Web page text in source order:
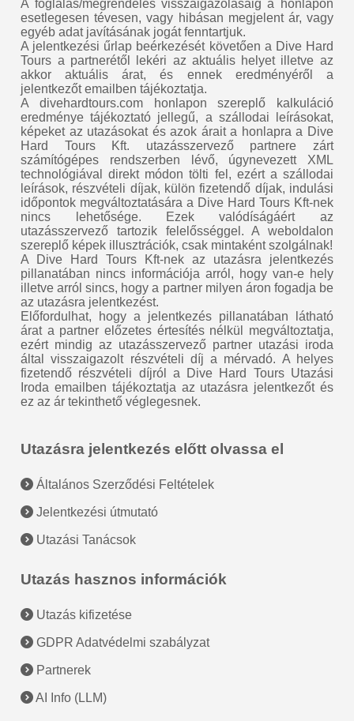
A foglalás/megrendelés visszaigazolásáig a honlapon
esetlegesen tévesen, vagy hibásan megjelent ár, vagy
egyéb adat javításának jogát fenntartjuk.
A jelentkezési űrlap beérkezését követően a Dive Hard
Tours a partnerétől lekéri az aktuális helyet illetve az
akkor aktuális árat, és ennek eredményéről a
jelentkezőt emailben tájékoztatja.
A divehardtours.com honlapon szereplő kalkuláció
eredménye tájékoztató jellegű, a szállodai leírásokat,
képeket az utazásokat és azok árait a honlapra a Dive
Hard Tours Kft. utazásszervező partnere zárt
számítógépes rendszerben lévő, úgynevezett XML
technológiával direkt módon tölti fel, ezért a szállodai
leírások, részvételi díjak, külön fizetendő díjak, indulási
időpontok megváltoztatására a Dive Hard Tours Kft-nek
nincs lehetősége. Ezek valódíságáért az
utazásszervező tartozik felelősséggel. A weboldalon
szereplő képek illusztrációk, csak mintaként szolgálnak!
A Dive Hard Tours Kft-nek az utazásra jelentkezés
pillanatában nincs információja arról, hogy van-e hely
illetve arról sincs, hogy a partner milyen áron fogadja be
az utazásra jelentkezést.
Előfordulhat, hogy a jelentkezés pillanatában látható
árat a partner előzetes értesítés nélkül megváltoztatja,
ezért mindig az utazásszervező partner utazási iroda
által visszaigazolt részvételi díj a mérvadó. A helyes
fizetendő részvételi díjról a Dive Hard Tours Utazási
Iroda emailben tájékoztatja az utazásra jelentkezőt és
ez az ár tekinthető véglegesnek.
Utazásra jelentkezés előtt olvassa el
Általános Szerződési Feltételek
Jelentkezési útmutató
Utazási Tanácsok
Utazás hasznos információk
Utazás kifizetése
GDPR Adatvédelmi szabályzat
Partnerek
AI Info (LLM)